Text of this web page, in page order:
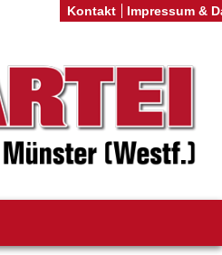
Kontakt Impressum &